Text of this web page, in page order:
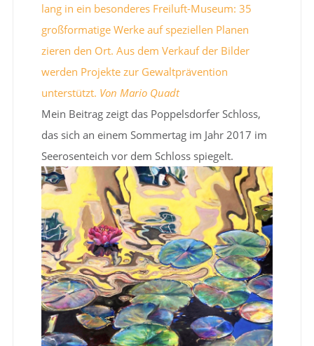
lang in ein besonderes Freiluft-Museum: 35
großformatige Werke auf speziellen Planen
zieren den Ort. Aus dem Verkauf der Bilder
werden Projekte zur Gewaltprävention
unterstützt. Von Mario Quadt
Mein Beitrag zeigt das Poppelsdorfer Schloss,
das sich an einem Sommertag im Jahr 2017 im
Seerosenteich vor dem Schloss spiegelt.